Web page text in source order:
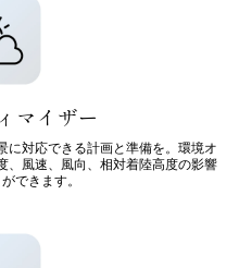
マイザー
に対応できる計画と準備を。環境オ
、風速、風向、相対着陸高度の影響
できます。